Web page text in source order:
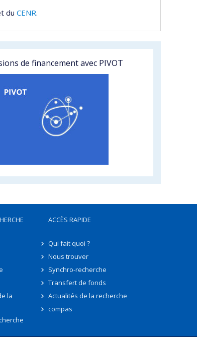
du CENR.
de financement avec PIVOT
la
ACCÈS RAPIDE
Qui fait quoi ?
Nous trouver
Synchro-recherche
Transfert de fonds
Actualités de la recherche
compas